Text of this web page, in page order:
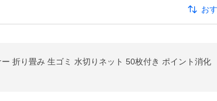
お
折り畳み 生ゴミ 水切りネット 50枚付き ポイント消化